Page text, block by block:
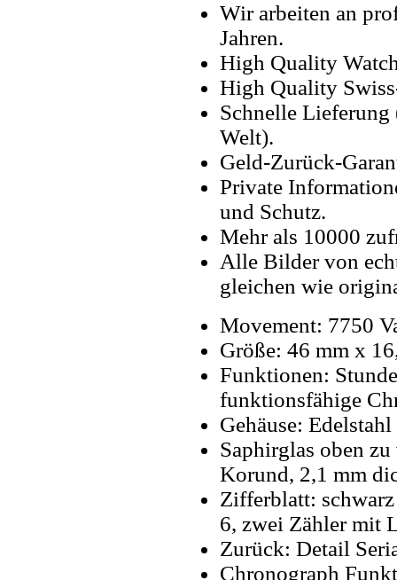
Wir arbeiten an
Jahren.
High Quality
High Quality
Schnelle Lieferung
Welt).
Geld-Zurück-
Private
und Schutz.
Mehr als 10000
Alle Bilder von
gleichen wie
Movement: 7750
Größe: 46 mm x
Funktionen:
funktionsfähige
Gehäuse:
Saphirglas oben
Korund, 2,1 mm
Zifferblatt:
6, zwei Zähler mit
Zurück: Detail
Chronograph